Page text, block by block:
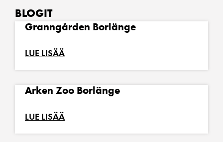
BLOGIT
Granngården Borlänge
LUE LISÄÄ
Arken Zoo Borlänge
LUE LISÄÄ